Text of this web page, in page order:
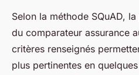
Selon la méthode SQuAD,
du comparateur assurance
critères renseignés
plus pertinentes en